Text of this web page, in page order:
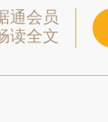
通会员
读全文